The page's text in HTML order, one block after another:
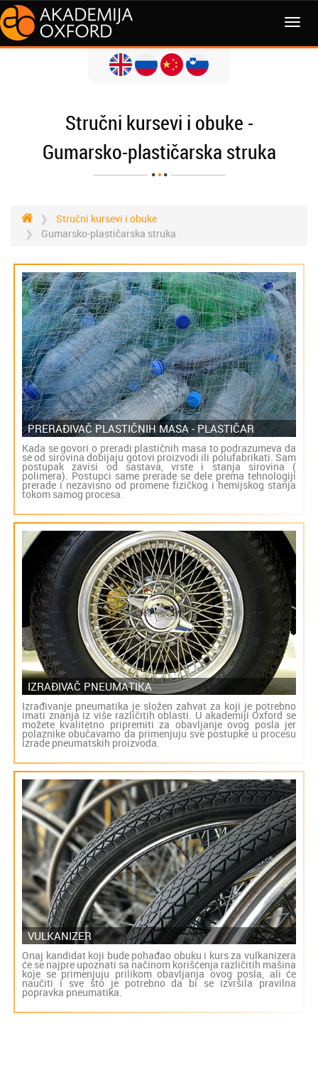
Stručni kursevi i obuke -
Gumarsko-plastičarska struka
Stručni kursevi i obuke
Gumarsko-plastičarska struka
PRERAĐIVAČ PLASTIČNIH MASA - PLASTIČAR
Kada se govori o preradi plastičnih masa to podrazumeva da
se od sirovina dobijaju gotovi proizvodi ili polufabrikati. Sam
postupak zavisi od sastava, vrste i stanja sirovina (
polimera). Postupci same prerade se dele prema tehnologiji
prerade i nezavisno od promene fizičkog i hemijskog stanja
tokom samog procesa.
IZRAĐIVAČ PNEUMATIKA
Izrađivanje pneumatika je složen zahvat za koji je potrebno
imati znanja iz više različitih oblasti. U akademiji Oxford se
možete kvalitetno pripremiti za obavljanje ovog posla jer
polaznike obučavamo da primenjuju sve postupke u procesu
izrade pneumatskih proizvoda.
VULKANIZER
Onaj kandidat koji bude pohađao obuku i kurs za vulkanizera
će se najpre upoznati sa načinom korišćenja različitih mašina
koje se primenjuju prilikom obavljanja ovog posla, ali će
naučiti i sve što je potrebno da bi se izvršila pravilna
popravka pneumatika.